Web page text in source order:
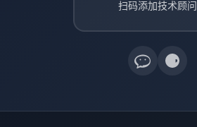
扫码添加技术顾问